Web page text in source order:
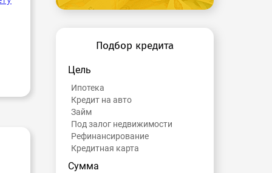
Подбор кредита
Цель
Ипотека
Кредит на авто
Займ
Под залог недвижимости
Рефинансирование
Кредитная карта
Сумма